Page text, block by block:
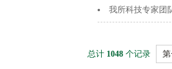
我所科技专家团
总计 1048 个记录